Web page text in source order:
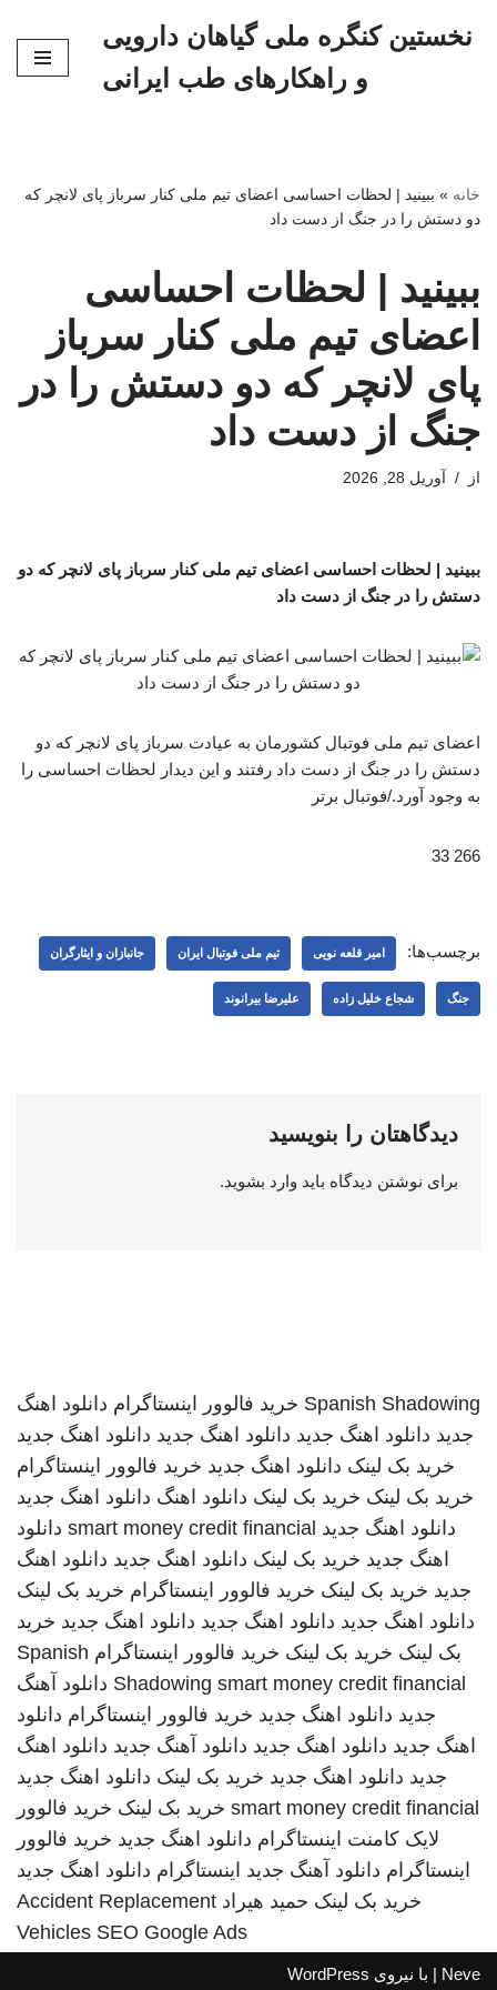
نخستین کنگره ملی گیاهان دارویی
و راهکارهای طب ایرانی
خانه » ببینید | لحظات احساسی اعضای تیم ملی کنار سرباز پای لانچر که
دو دستش را در جنگ از دست داد
ببینید | لحظات احساسی
اعضای تیم ملی کنار سرباز
پای لانچر که دو دستش را در
جنگ از دست داد
از آوریل 28, 2026
ببینید | لحظات احساسی اعضای تیم ملی کنار سرباز پای لانچر که دو
دستش را در جنگ از دست داد
اعضای تیم ملی فوتبال کشورمان به عیادت سرباز پای لانچر که دو
دستش را در جنگ از دست داد رفتند و این دیدار لحظات احساسی را
به وجود آورد./فوتبال برتر
266 33
برچسب‌ها: امیر قلعه نویی تیم ملی فوتبال ایران جانبازان و ایثارگران
جنگ شجاع خلیل زاده علیرضا بیرانوند
دیدگاهتان را بنویسید
برای نوشتن دیدگاه باید وارد بشوید.
Spanish Shadowing خرید فالوور اینستاگرام دانلود اهنگ
جدید دانلود اهنگ جدید دانلود اهنگ جدید دانلود اهنگ جدید
خرید بک لینک دانلود اهنگ جدید خرید فالوور اینستاگرام
خرید بک لینک خرید بک لینک دانلود اهنگ دانلود اهنگ جدید
دانلود اهنگ جدید smart money credit financial دانلود
اهنگ جدید خرید بک لینک دانلود اهنگ جدید دانلود اهنگ
جدید خرید بک لینک خرید فالوور اینستاگرام خرید بک لینک
دانلود اهنگ جدید دانلود اهنگ جدید دانلود اهنگ جدید خرید
بک لینک خرید بک لینک خرید فالوور اینستاگرام Spanish
Shadowing smart money credit financial
دانلود آهنگ
جدید دانلود اهنگ جدید خرید فالوور اینستاگرام دانلود
اهنگ جدید دانلود اهنگ جدید دانلود آهنگ جدید دانلود اهنگ
جدید دانلود اهنگ جدید خرید بک لینک دانلود اهنگ جدید
smart money credit financial خرید بک لینک خرید فالوور
لایک کامنت اینستاگرام دانلود اهنگ جدید خرید فالوور
اینستاگرام دانلود آهنگ جدید اینستاگرام دانلود اهنگ جدید
خرید بک لینک حمید هیراد Accident Replacement
Vehicles SEO Google Ads
Neve | با نیروی WordPress